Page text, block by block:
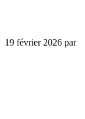
19 février 2026 par